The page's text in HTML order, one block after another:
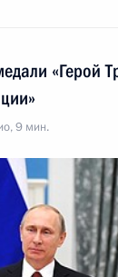
«Герой
9 мин.